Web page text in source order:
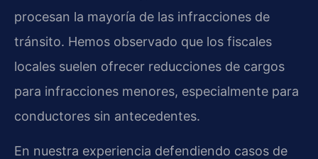
procesan la mayoría de las infracciones de
tránsito. Hemos observado que los fiscales
locales suelen ofrecer reducciones de cargos
para infracciones menores, especialmente para
conductores sin antecedentes.
En nuestra experiencia defendiendo casos de